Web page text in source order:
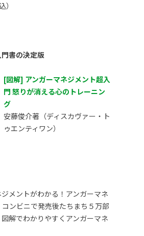
書の決定版
[図解] アンガーマネジメント超入
門 怒りが消える心のトレーニン
グ
安藤俊介著（ディスカヴァー・ト
ゥエンティワン）
メントがわかる！アンガーマネ
ンビニで発売後たちまち５万部
解でわかりやすくアンガーマネ